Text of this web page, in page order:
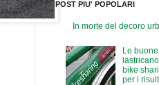
POST PIU' POPOLARI
In morte del decoro
Le
bike
per i